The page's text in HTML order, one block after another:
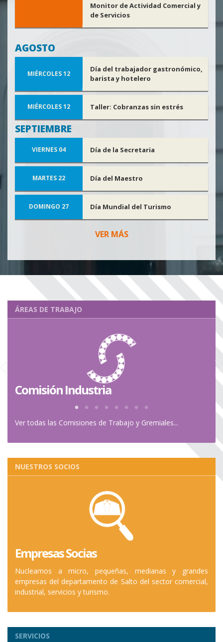
Monitor de Actividad Comercial y
de Servicios
AGOSTO
MIÉRCOLES 12
Día del trabajador gastronómico,
barista y hotelero
MIÉRCOLES 12 Taller: Cobranzas sin estrés
SEPTIEMBRE
VIERNES 04 Día de la Secretaria
MARTES 22 Día del Maestro
DOMINGO 27 Día Mundial del Turismo
VER MÁS
ÁREAS DE TRABAJO
Comisión Industria
Ver todas las Comisiones de Trabajo y Gremiales...
NUESTROS SOCIOS
Empresas Socias
Nucleamos a micro, pequeñas, medianas y grandes
empresas del departamento de Salto del sector comercial,
industrial, servicios y turismo.
SERVICIOS